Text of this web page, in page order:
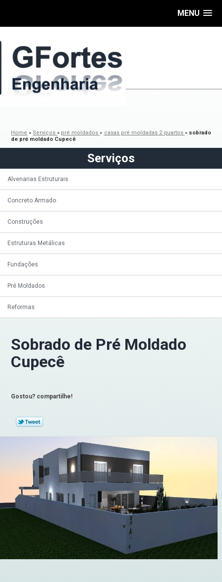
MENU
Home » Serviços» pré moldados» casas pré moldadas 2 quartos » sobrado
de pré moldado Cupecê
Serviços
Alvenarias Estruturais
Concreto Armado
Construções
Estruturas Metálicas
Fundações
Pré Moldados
Reformas
Sobrado de Pré Moldado
Cupecê
Gostou? compartilhe!